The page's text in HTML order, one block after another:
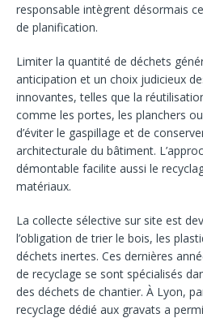
responsable intègrent désormais
de planification.
Limiter la quantité de déchets
anticipation et un choix judicieux
innovantes, telles que la
comme les portes, les planchers
d’éviter le gaspillage et de
architecturale du bâtiment.
démontable facilite aussi le
matériaux.
La collecte sélective sur site est
l’obligation de trier le bois, les
déchets inertes. Ces dernières
de recyclage se sont spécialisés
des déchets de chantier. À Lyon,
recyclage dédié aux gravats a